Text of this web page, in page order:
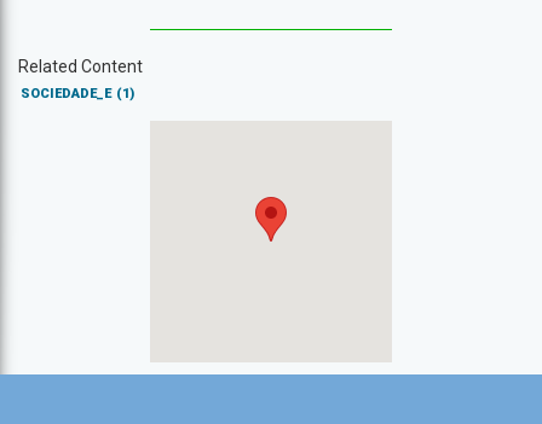
Related Content
SOCIEDADE_E (1)